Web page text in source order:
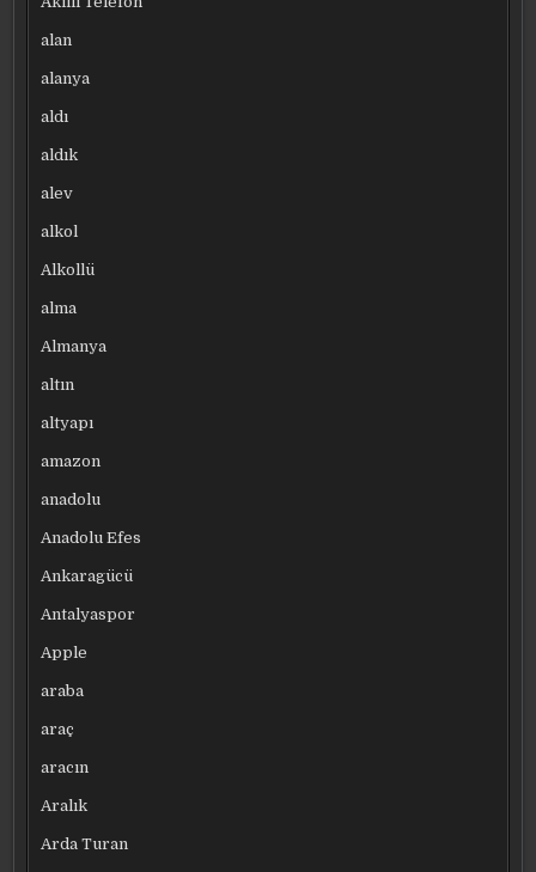
alan
alanya
aldı
aldık
alev
alkol
Alkollü
alma
Almanya
altın
altyapı
amazon
anadolu
Anadolu Efes
Ankaragücü
Antalyaspor
Apple
araba
araç
aracın
Aralık
Arda Turan